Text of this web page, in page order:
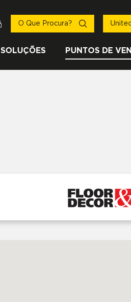
SOLUÇÕES PUNTOS DE
O Que Procura?